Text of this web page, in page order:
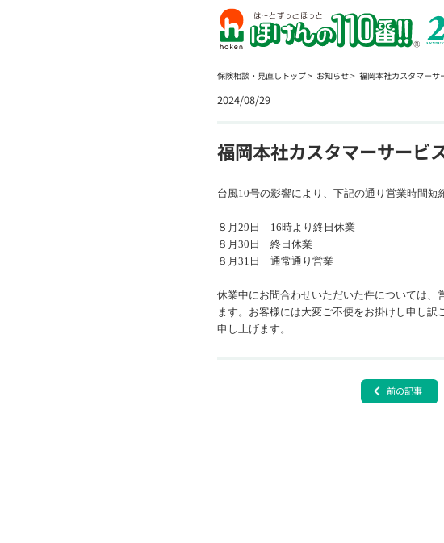
保険相談・見直しトップ お知らせ 福岡本社カスタマーサ
2024/08/29
福岡本社カスタマーサービ
台風10号の影響により、下記の通り営業時間短
８月 29 日 16時より終日休業
８月 30 日 終日休業
８月 31 日 通常通り営業
休業中にお問合わせいただいた件については、
ます。 お客様には大変ご不便をお掛けし申し訳
申し上げます。
前の記事